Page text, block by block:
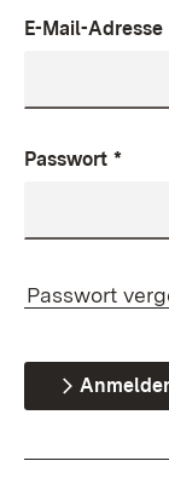
E-Mail-Adresse
Passwort *
Passwort